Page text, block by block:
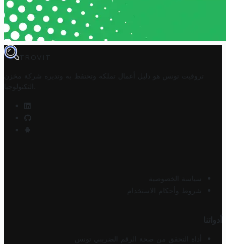
TROVIT
تروفيت تونس هو دليل أعمال تملكه وتحتفظ به وتديره
شركة مخزن
التكنولوجيا
سياسة الخصوصية
شروط وأحكام الاستخدام
أدواتنا
أداة التحقق من صحة الرقم الضريبي تونس